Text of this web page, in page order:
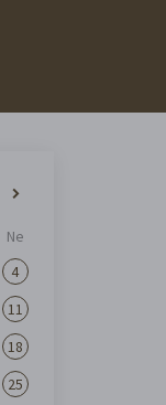
Ne
4
11
18
25